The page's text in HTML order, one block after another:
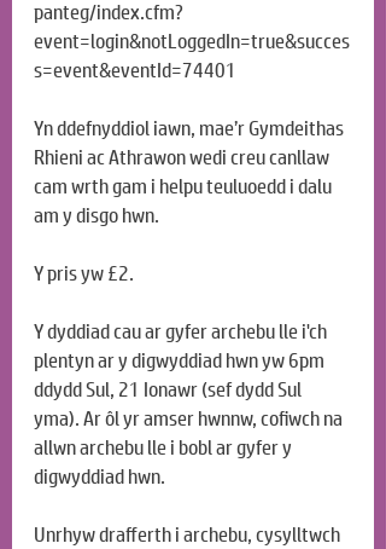
panteg/index.cfm?
event=login&notLoggedIn=true&succes
s=event&eventId=74401
Yn ddefnyddiol iawn, mae’r Gymdeithas
Rhieni ac Athrawon wedi creu canllaw
cam wrth gam i helpu teuluoedd i dalu
am y disgo hwn.
Y pris yw £2.
Y dyddiad cau ar gyfer archebu lle i'ch
plentyn ar y digwyddiad hwn yw 6pm
ddydd Sul, 21 Ionawr (sef dydd Sul
yma). Ar ôl yr amser hwnnw, cofiwch na
allwn archebu lle i bobl ar gyfer y
digwyddiad hwn.
Unrhyw drafferth i archebu, cysylltwch